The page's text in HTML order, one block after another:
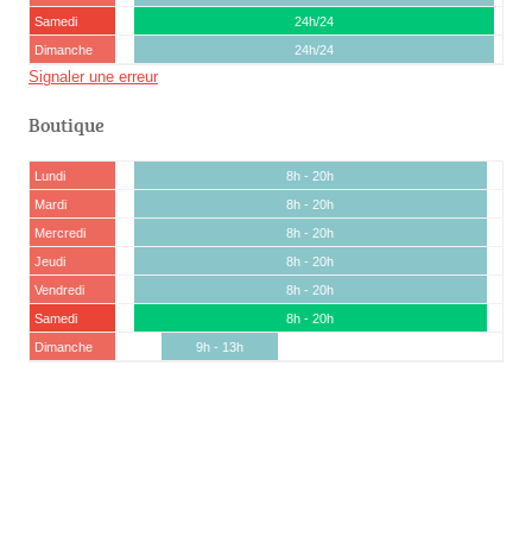
Samedi
24h/24
Dimanche
24h/24
Signaler une erreur
Boutique
Lundi
8h - 20h
Mardi
8h - 20h
Mercredi
8h - 20h
Jeudi
8h - 20h
Vendredi
8h - 20h
Samedi
8h - 20h
Dimanche
9h - 13h